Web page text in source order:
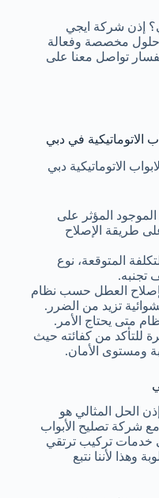
إذن شركة ايجي
حلول مخصصة وفعالة
تواصل معنا على
في دبي
الاتوماتيكية دبي
الموجود المؤثر على
طريقة الإصلاح
المتوقعة، نوع
تجنبه.
العطل حسب نظام
تزيد من الضرر.
متى يحتاج الأمر.
للتأكد من كفائته حيث
ومستوى الأمان.
الحل المثالي هو
شركة تصليح الأبواب
خدمات تركيب ترتقي
وهذا لأننا نتبع